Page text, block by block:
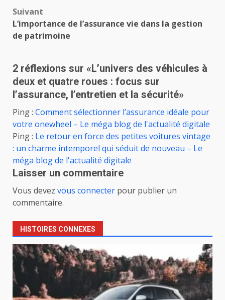
Suivant
L’importance de l’assurance vie dans la gestion
de patrimoine
2 réflexions sur «L’univers des véhicules à
deux et quatre roues : focus sur
l’assurance, l’entretien et la sécurité»
Ping : Comment sélectionner l’assurance idéale pour
votre onewheel – Le méga blog de l'actualité digitale
Ping : Le retour en force des petites voitures vintage
: un charme intemporel qui séduit de nouveau – Le
méga blog de l'actualité digitale
Laisser un commentaire
Vous devez vous connecter pour publier un
commentaire.
HISTOIRES CONNEXES